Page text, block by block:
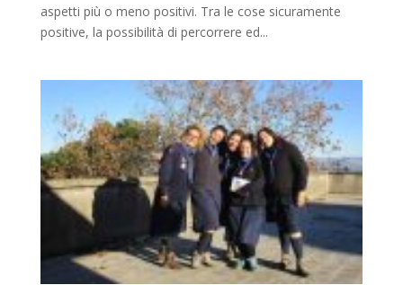
aspetti più o meno positivi. Tra le cose sicuramente
positive, la possibilità di percorrere ed...